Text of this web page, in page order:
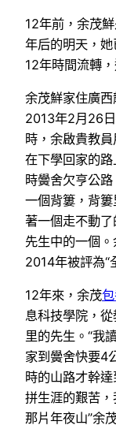
12年前，余茂
年后的明天，
12年時間流轉
余茂鮮家住廣
2013年2月26
時，余啟貴教
在下學回家的
時黌舍欠亨公
一個背簍，背
著一個走不動
先生中的一個。
2014年被評為“
12年來，余茂
息科技學院，
里的先生。“我
家到黌舍快要4
時的山路才幹
拼生涯的艱苦
那片年夜山”余